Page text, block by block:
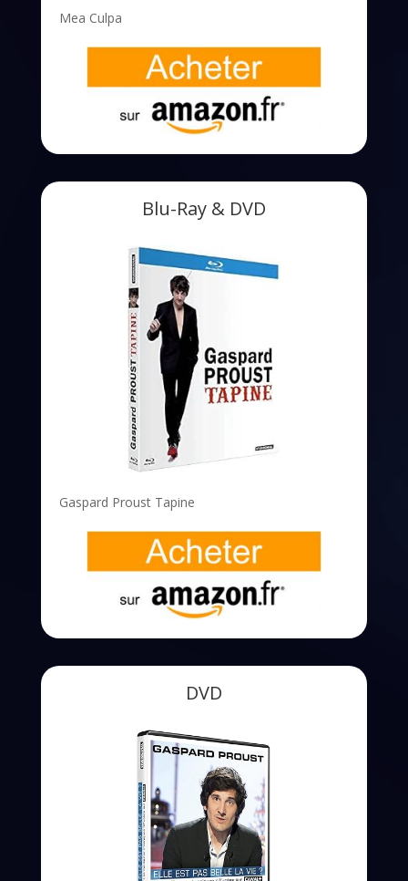
Mea Culpa
Blu-Ray & DVD
Gaspard Proust Tapine
DVD